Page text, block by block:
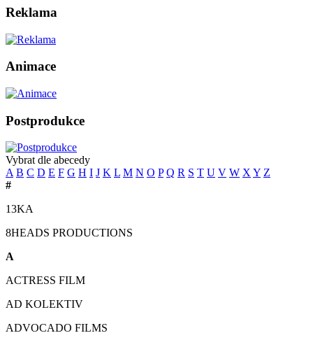
Reklama
Animace
Postprodukce
Vybrat dle abecedy
A B C D E F G H I J K L M N O P Q R S T U V W X Y Z
#
13KA
8HEADS PRODUCTIONS
A
ACTRESS FILM
AD KOLEKTIV
ADVOCADO FILMS